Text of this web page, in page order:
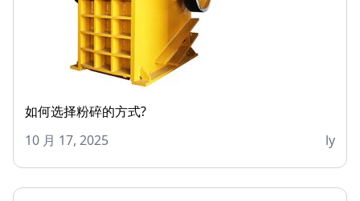
如何选择粉碎的方式?
10 月 17, 2025
ly